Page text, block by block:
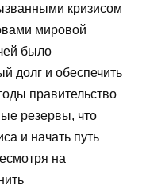
кризисом
мировой
было
долг и обеспечить
правительство
резервы, что
и начать путь
на